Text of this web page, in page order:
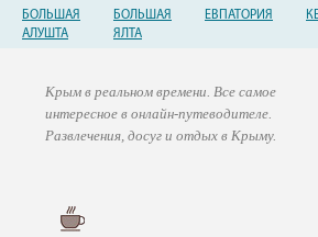
БОЛЬШАЯ
АЛУШТА
БОЛЬШАЯ
ЯЛТА
ЕВПАТОРИЯ
Крым в реальном времени. Все самое
интересное в онлайн-путеводителе.
Развлечения, досуг и отдых в Крыму.